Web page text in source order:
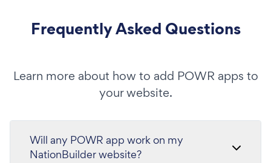
Frequently Asked Questions
Learn more about how to add POWR apps to
your website.
Will any POWR app work on my
NationBuilder website?